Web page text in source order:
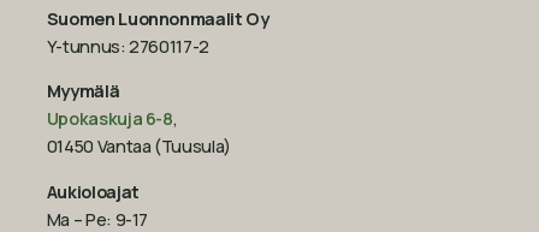
Suomen Luonnonmaalit Oy
Y-tunnus: 2760117-2
Myymälä
Upokaskuja 6-8,
01450 Vantaa (Tuusula)
Aukioloajat
Ma – Pe: 9-17